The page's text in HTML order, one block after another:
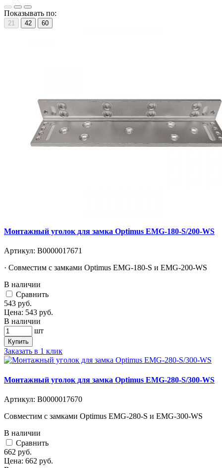
Показывать по:
21 42 60
Монтажный уголок для замка Optimus EMG-180-S/200-WS
Артикул: В0000017671
· Совместим с замками Optimus EMG-180-S и EMG-200-WS
В наличии
Cравнить
543 руб.
Цена: 543 руб.
В наличии
шт
Купить
Заказать в 1 клик
Монтажный уголок для замка Optimus EMG-280-S/300-WS
Артикул: В0000017670
Совместим с замками Optimus EMG-280-S и EMG-300-WS
В наличии
Cравнить
662 руб.
Цена: 662 руб.